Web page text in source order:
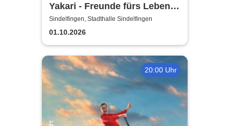
Yakari - Freunde fürs Leben -
Das Musical für die ganze
Familie
Sindelfingen, Stadthalle Sindelfingen
01.10.2026
20:00 Uhr